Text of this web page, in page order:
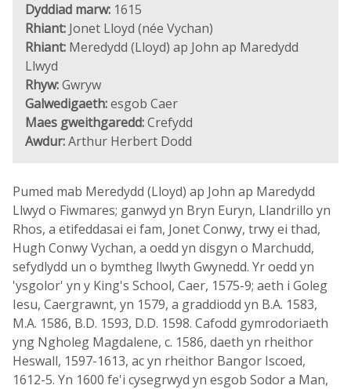
Dyddiad marw: 1615
Rhiant: Jonet Lloyd (née Vychan)
Rhiant: Meredydd (Lloyd) ap John ap Maredydd
Llwyd
Rhyw:Gwryw
Galwedigaeth:esgob Caer
Maes gweithgaredd:Crefydd
Awdur:Arthur Herbert Dodd
Pumed mab Meredydd (Lloyd) ap John ap Maredydd
Llwyd o Fiwmares; ganwyd yn Bryn Euryn, Llandrillo yn
Rhos, a etifeddasai ei fam, Jonet Conwy, trwy ei thad,
Hugh Conwy Vychan, a oedd yn disgyn o Marchudd,
sefydlydd un o bymtheg llwyth Gwynedd. Yr oedd yn
'ysgolor' yn y King's School, Caer, 1575-9; aeth i Goleg
Iesu, Caergrawnt, yn 1579, a graddiodd yn B.A. 1583,
M.A. 1586, B.D. 1593, D.D. 1598. Cafodd gymrodoriaeth
yng Ngholeg Magdalene, c. 1586, daeth yn rheithor
Heswall, 1597-1613, ac yn rheithor Bangor Iscoed,
1612-5. Yn 1600 fe'i cysegrwyd yn esgob Sodor a Man,